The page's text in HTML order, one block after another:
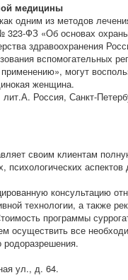
медицины
одним из методов
ФЗ «Об основах
здравоохранения
вспомогательных
могут
женщина.
Россия, Санкт-
своим клиентам
аспектов
консультацию
технологии, а также
программы
осуществить все
родоразрешения.
ул., д. 64.